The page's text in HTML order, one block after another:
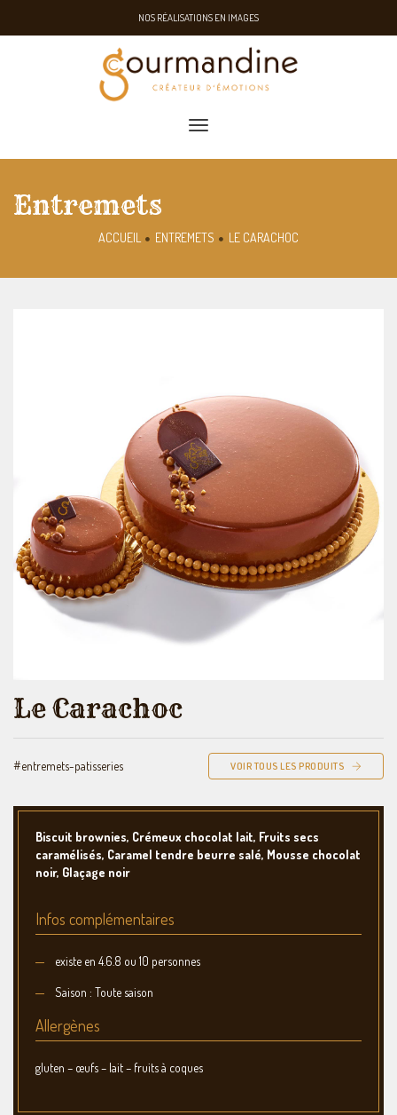
NOS RÉALISATIONS EN IMAGES
toggle navigation
Entremets
ACCUEIL ENTREMETS LE CARACHOC
Le Carachoc
#entremets-patisseries VOIR TOUS LES PRODUITS
Biscuit brownies, Crémeux chocolat lait, Fruits secs
caramélisés, Caramel tendre beurre salé, Mousse chocolat
noir, Glaçage noir
Infos complémentaires
existe en 4.6.8 ou 10 personnes
Saison : Toute saison
Allergènes
gluten – œufs – lait – fruits à coques